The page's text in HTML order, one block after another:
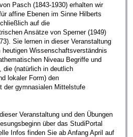
Pasch (1843-1930) erhalten wir
affine Ebenen im Sinne Hilberts
auf die
Ansätze von Sperner (1949)
Sie lernen in dieser Veranstaltung
heutigen Wissenschaftsverständnis
Niveau Begriffe und
die (natürlich in deutlich
lokaler Form) den
der gymnasialen Mittelstufe
Veranstaltung und den Übungen
über das StudiPortal
Infos finden Sie ab Anfang April auf